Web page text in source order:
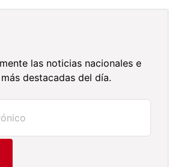
las noticias nacionales e
destacadas del día.